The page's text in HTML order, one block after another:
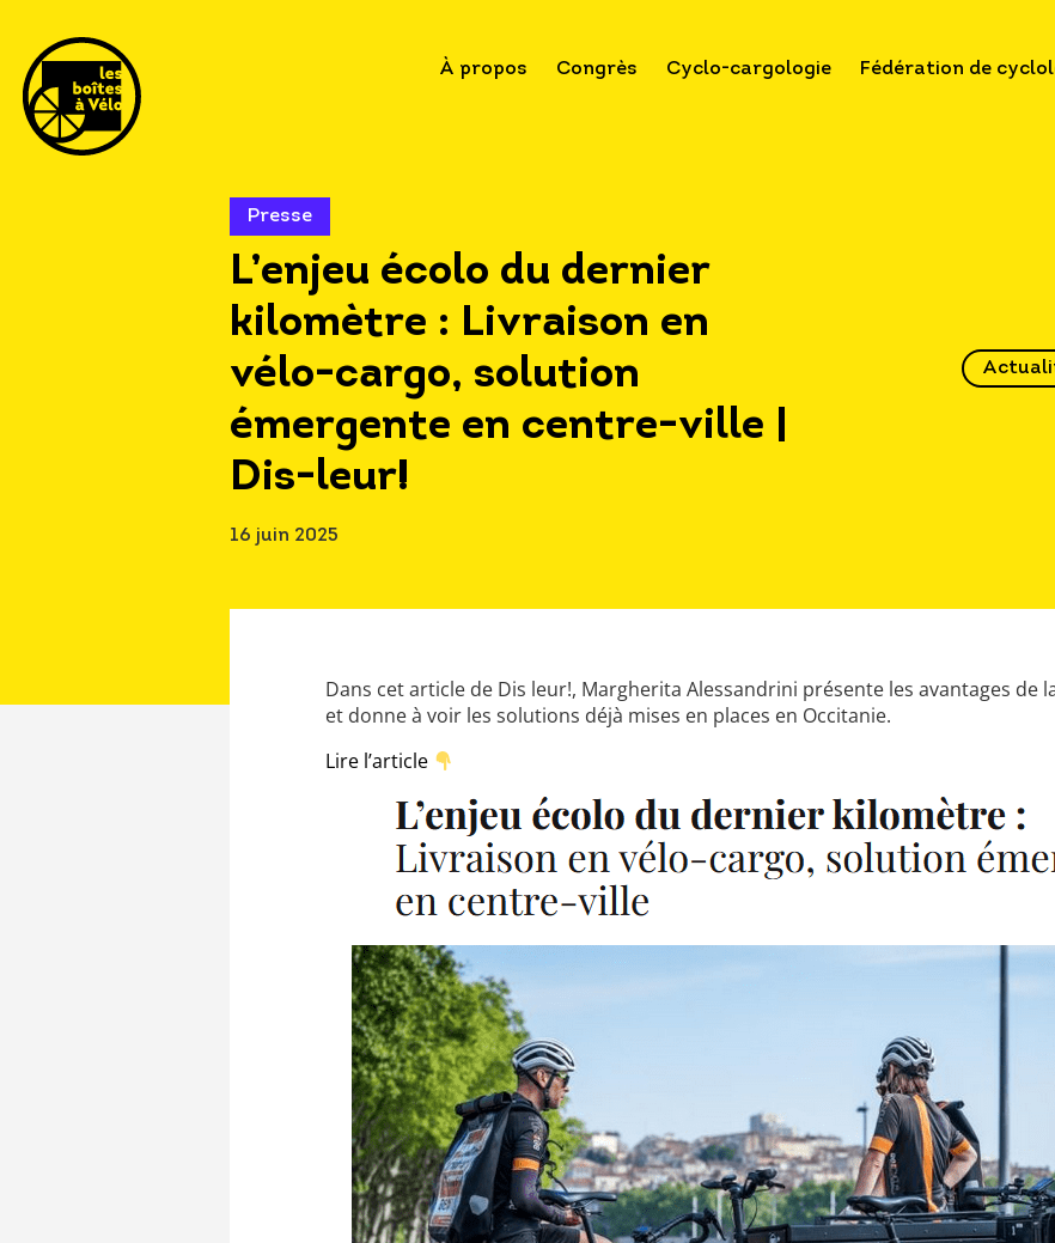
À propos Congrès Cyclo-cargologie Fédération de
Presse
L’enjeu écolo du dernier
kilomètre : Livraison en
vélo-cargo, solution
émergente en centre-ville |
Dis-leur!
16 juin 2025
Dans cet article de Dis leur!, Margherita Alessandrini présente les avantages de
et donne à voir les solutions déjà mises en places en Occitanie.
Lire l’article